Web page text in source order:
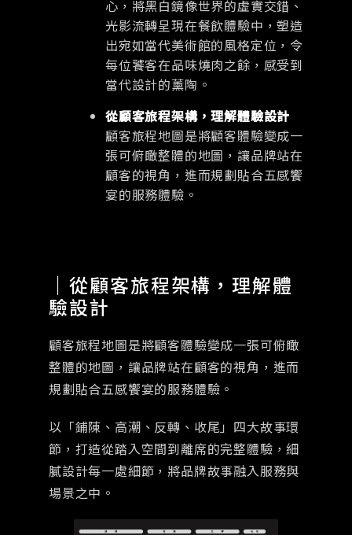
心，將黑白鏡像世界的虛實交錯、
光影流轉呈現在餐飲體驗中，塑造
出宛如當代美術館的風格定位，令
每位饕客在品味燒肉之餘，感受到
當代設計的薰陶。
從顧客旅程架構，理解體驗設計
顧客旅程地圖是將顧客體驗變成一
張可俯瞰整體的地圖，讓品牌站在
顧客的視角，進而規劃貼合五感饗
宴的服務體驗。
｜從顧客旅程架構，理解體
驗設計
顧客旅程地圖是將顧客體驗變成一張可俯瞰
整體的地圖，讓品牌站在顧客的視角，進而
規劃貼合五感饗宴的服務體驗。
以「鋪陳、高潮、反轉、收尾」四大故事環
節，打造從踏入空間到離席的完整體驗，細
膩設計每一處細節，將品牌故事融入服務與
場景之中。